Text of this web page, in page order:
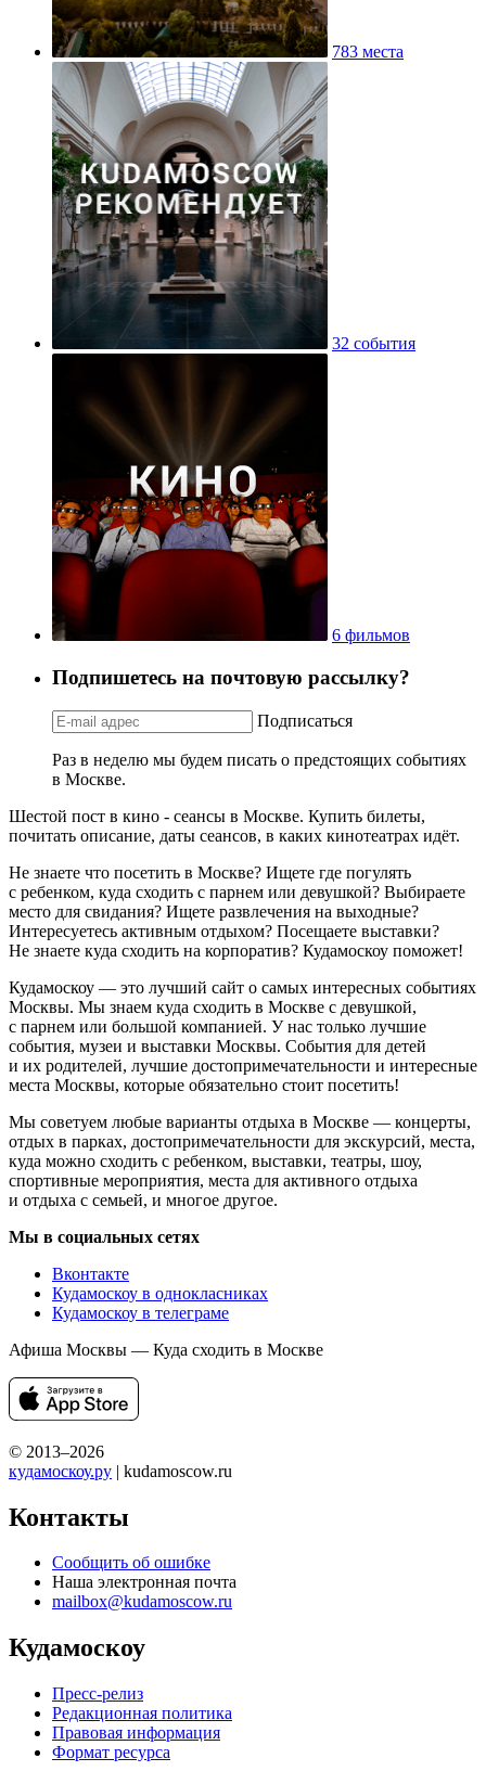
783 места
32 события
6 фильмов
Подпишетесь на почтовую рассылку?
Подписаться
Раз в неделю мы будем писать о предстоящих событиях
в Москве.
Шестой пост в кино - сеансы в Москве. Купить билеты,
почитать описание, даты сеансов, в каких кинотеатрах идёт.
Не знаете что посетить в Москве? Ищете где погулять
с ребенком, куда сходить с парнем или девушкой? Выбираете
место для свидания? Ищете развлечения на выходные?
Интересуетесь активным отдыхом? Посещаете выставки?
Не знаете куда сходить на корпоратив? Кудамоскоу поможет!
Кудамоскоу — это лучший сайт о самых интересных событиях
Москвы. Мы знаем куда сходить в Москве с девушкой,
с парнем или большой компанией. У нас только лучшие
события, музеи и выставки Москвы. События для детей
и их родителей, лучшие достопримечательности и интересные
места Москвы, которые обязательно стоит посетить!
Мы советуем любые варианты отдыха в Москве — концерты,
отдых в парках, достопримечательности для экскурсий, места,
куда можно сходить с ребенком, выставки, театры, шоу,
спортивные мероприятия, места для активного отдыха
и отдыха с семьей, и многое другое.
Мы в социальных сетях
Вконтакте
Кудамоскоу в однокласниках
Кудамоскоу в телеграме
Афиша Москвы — Куда сходить в Москве
© 2013–2026
кудамоскоу.ру | kudamoscow.ru
Контакты
Сообщить об ошибке
Наша электронная почта
mailbox@kudamoscow.ru
Кудамоскоу
Пресс-релиз
Редакционная политика
Правовая информация
Формат ресурса